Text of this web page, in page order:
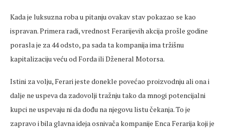
Kada je luksuzna roba u pitanju ovakav stav pokazao se kao
ispravan. Primera radi, vrednost Ferarijevih akcija prošle godine
porasla je za 44 odsto, pa sada ta kompanija ima tržišnu
kapitalizaciju veću od Forda ili Dženeral Motorsa.
Istini za volju, Ferari jeste donekle povećao proizvodnju ali ona i
dalje ne uspeva da zadovolji tražnju tako da mnogi potencijalni
kupci ne uspevaju ni da dođu na njegovu listu čekanja. To je
zapravo i bila glavna ideja osnivača kompanije Enca Ferarija koji je